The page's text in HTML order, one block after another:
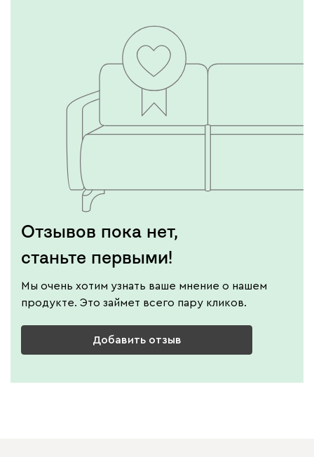
Отзывов пока нет,
станьте первыми!
Мы очень хотим узнать ваше мнение о нашем
продукте. Это займет всего пару кликов.
Добавить отзыв